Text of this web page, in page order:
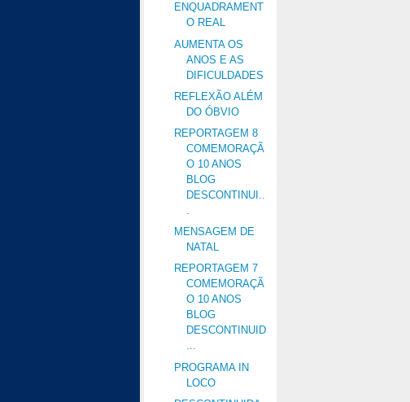
ENQUADRAMENT
O REAL
AUMENTA OS
ANOS E AS
DIFICULDADES
REFLEXÃO ALÉM
DO ÓBVIO
REPORTAGEM 8
COMEMORAÇÃ
O 10 ANOS
BLOG
DESCONTINUI..
MENSAGEM DE
NATAL
REPORTAGEM 7
COMEMORAÇÃ
O 10 ANOS
BLOG
DESCONTINUID
...
PROGRAMA IN
LOCO